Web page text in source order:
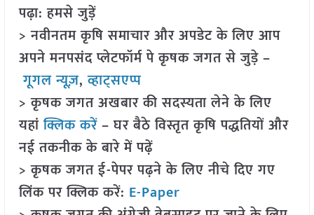
पढ़ा: हमसे जुड़ें
> नवीनतम कृषि समाचार और अपडेट के लिए आप
अपने मनपसंद प्लेटफॉर्म पे कृषक जगत से जुड़े –
गूगल न्यूज़,व्हाट्सएप्प
> कृषक जगत अखबार की सदस्यता लेने के लिए
यहांक्लिक करें– घर बैठे विस्तृत कृषि पद्धतियों और
नई तकनीक के बारे में पढ़ें
> कृषक जगत ई-पेपर पढ़ने के लिए नीचे दिए गए
लिंक पर क्लिक करें: E-Paper